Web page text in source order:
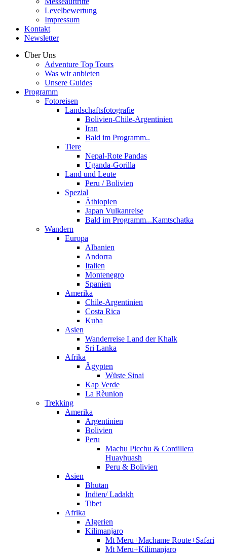
Levelbewertung
Impressum
Kontakt
Newsletter
Über Uns
Adventure Top Tours
Was wir anbieten
Unsere Guides
Programm
Fotoreisen
Landschaftsfotografie
Bolivien-Chile-Argentinien
Iran
Bald im Programm..
Tiere
Nepal-Rote Pandas
Uganda-Gorilla
Land und Leute
Peru / Bolivien
Spezial
Äthiopien
Japan Vulkanreise
Bald im Programm...Kamtschatka
Wandern
Europa
Albanien
Andorra
Italien
Montenegro
Spanien
Amerika
Chile-Argentinien
Costa Rica
Kuba
Asien
Wanderreise Land der Khalk
Sri Lanka
Afrika
Ägypten
Wüste Sinai
Kap Verde
La Rèunion
Trekking
Amerika
Argentinien
Bolivien
Peru
Machu Picchu & Cordillera
Huayhuash
Peru & Bolivien
Asien
Bhutan
Indien/ Ladakh
Tibet
Afrika
Algerien
Kilimanjaro
Mt Meru+Machame Route+Safari
Mt Meru+Kilimanjaro